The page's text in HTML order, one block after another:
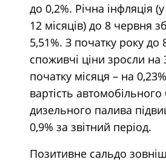
до 0,2%. Річна інфляція
12 місяців) до 8 червня
5,51%. З початку року до
споживчі ціни зросли на
початку місяця – на
вартість
дизельного палива
0,9% за звітний період.
Позитивне сальдо